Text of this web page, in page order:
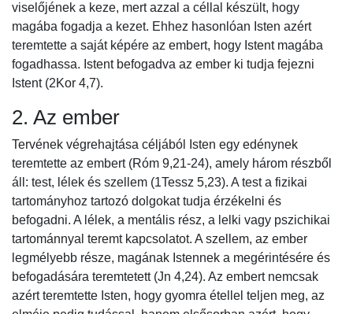
viselőjének a keze, mert azzal a céllal készült, hogy
magába fogadja a kezet. Ehhez hasonlóan Isten azért
teremtette a saját képére az embert, hogy Istent magába
fogadhassa. Istent befogadva az ember ki tudja fejezni
Istent (2Kor 4,7).
2. Az ember
Tervének végrehajtása céljából Isten egy edénynek
teremtette az embert (Róm 9,21-24), amely három részből
áll: test, lélek és szellem (1Tessz 5,23). A test a fizikai
tartományhoz tartozó dolgokat tudja érzékelni és
befogadni. A lélek, a mentális rész, a lelki vagy pszichikai
tartománnyal teremt kapcsolatot. A szellem, az ember
legmélyebb része, magának Istennek a megérintésére és
befogadására teremtetett (Jn 4,24). Az embert nemcsak
azért teremtette Isten, hogy gyomra étellel teljen meg, az